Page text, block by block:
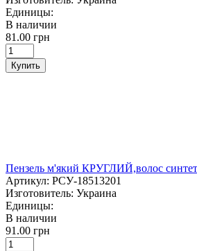
Единицы:
В наличии
81.00 грн
Купить
Пензель м'який КРУГЛИЙ,волос
Артикул: РСУ-18513201
Изготовитель: Украина
Единицы:
В наличии
91.00 грн